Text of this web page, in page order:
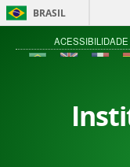
BRASIL
ACESSIBILIDADE